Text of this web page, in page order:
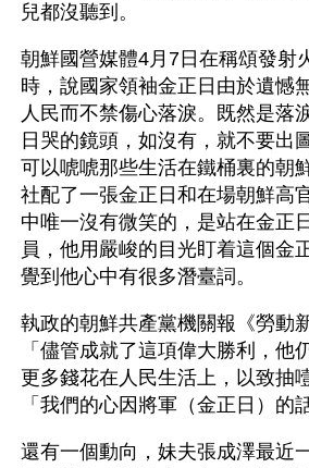
兒都沒聽到。
朝鮮國營媒體4月7日在稱頌發射
時，說國家領袖金正日由於遺憾
人民而不禁傷心落淚。既然是落
日哭的鏡頭，如沒有，就不要出
可以唬唬那些生活在鐵桶裏的朝
社配了一張金正日和在場朝鮮高
中唯一沒有微笑的，是站在金正
員，他用嚴峻的目光盯着這個金
覺到他心中有很多潛臺詞。
執政的朝鮮共產黨機關報《勞動
「儘管成就了這項偉大勝利，他
更多錢花在人民生活上，以致抽
「我們的心因將軍（金正日）的
還有一個動向，妹夫張成澤最近